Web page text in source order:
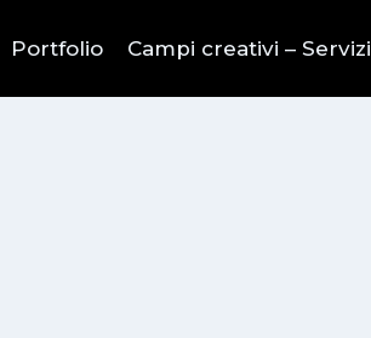
Portfolio Campi creativi – Servizi